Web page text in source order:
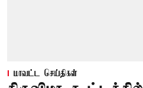
மாவட்ட செய்திகள்